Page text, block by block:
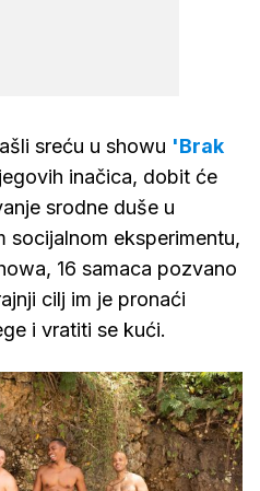
sreću u showu 'Brak
inačica, dobit će
srodne duše u
socijalnom eksperimentu,
16 samaca pozvano
cilj im je pronaći
i vratiti se kući.